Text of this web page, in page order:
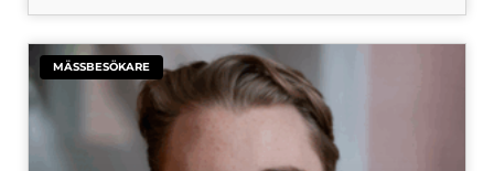
MÄSSBESÖKARE